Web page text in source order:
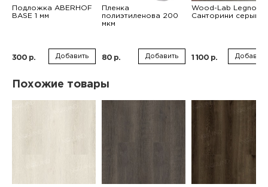
Подложка ABERHOF
BASE 1 мм
300 р. Добавить
Пленка
полиэтиленова 200
мкм
80 р. Добавить
Wood-Lab Legno
Санторини серый
1 100 р. Добавить
Похожие товары